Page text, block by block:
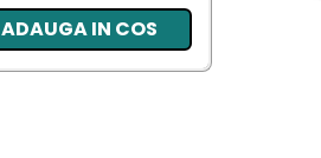
ADAUGA IN COS